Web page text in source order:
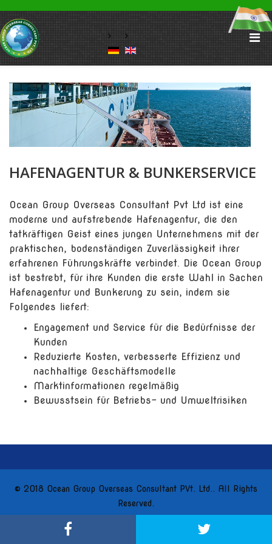
HAFENAGENTUR & BUNKERSERVICE
Ocean Group Overseas Consultant Pvt Ltd ist eine
moderne und aufstrebende Hafenagentur, die den
tatkräftigen Geist eines jungen Unternehmens mit der
praktischen, bodenständigen Zuverlässigkeit ihrer
erfahrenen Führungskräfte verbindet. Die Ocean Group
ist bestrebt, für ihre Kunden die erste Wahl in Sachen
Hafenagentur und Bunkerung zu sein, indem sie
Folgendes liefert:
Engagement und Service für die Bedürfnisse der
Kunden
Reduzierte Kosten, verbesserte Effizienz und
nachhaltige Geschäftsmodelle
Marktinformationen regelmäßig
Bewusstsein für Betriebs- und Umweltrisiken
© 2018 Ocean Group Overseas Consultant PVt. Ltd.. All Rights
Reserved.